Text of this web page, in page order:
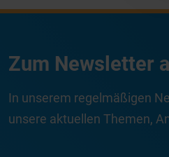
Zum Newsletter
In unserem regelmäßigen
unsere aktuellen Themen,